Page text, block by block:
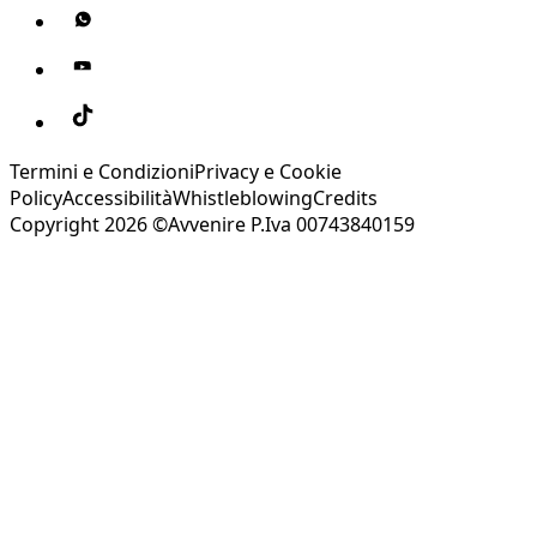
Termini e CondizioniPrivacy e Cookie
PolicyAccessibilitàWhistleblowingCredits
Copyright 2026 ©Avvenire P.Iva 00743840159